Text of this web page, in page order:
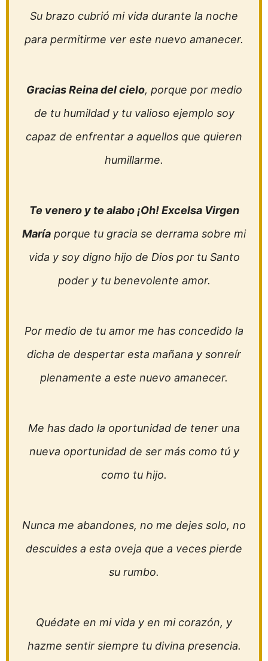
Su brazo cubrió mi vida durante la noche
para permitirme ver este nuevo amanecer.
Gracias Reina del cielo, porque por medio
de tu humildad y tu valioso ejemplo soy
capaz de enfrentar a aquellos que quieren
humillarme.
Te venero y te alabo ¡Oh! Excelsa Virgen
María porque tu gracia se derrama sobre mi
vida y soy digno hijo de Dios por tu Santo
poder y tu benevolente amor.
Por medio de tu amor me has concedido la
dicha de despertar esta mañana y sonreír
plenamente a este nuevo amanecer.
Me has dado la oportunidad de tener una
nueva oportunidad de ser más como tú y
como tu hijo.
Nunca me abandones, no me dejes solo, no
descuides a esta oveja que a veces pierde
su rumbo.
Quédate en mi vida y en mi corazón, y
hazme sentir siempre tu divina presencia.